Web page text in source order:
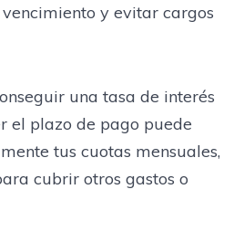
y evitar cargos
una tasa de interés
el plazo de pago puede
tus cuotas mensuales,
cubrir otros gastos o